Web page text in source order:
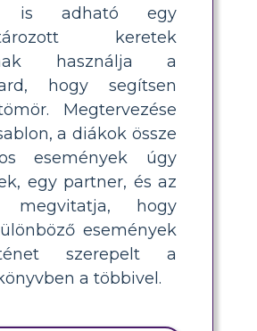
is adható egy
keretek
használja a
hogy segítsen
Megtervezése
a diákok össze
események úgy
egy partner, és az
megvitatja, hogy
események
szerepelt a
a többivel.